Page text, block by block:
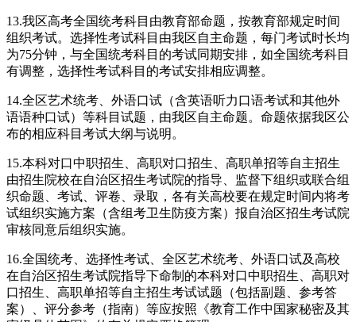
13.我区高考全国统考科目由教育部命题，按教育部规定时间
组织考试。选择性考试科目由我区自主命题，每门考试时长均
为75分钟，与全国统考科目的考试同期安排，如全国统考科目
有调整，选择性考试科目的考试安排相应调整。
14.全区艺术统考、外语口试（含英语听力口语考试和其他外
语语种口试）等科目试题，由我区自主命题。命题依据我区公
布的相应科目考试大纲与说明。
15.本科对口中职招生、高职对口招生、高职单招等自主招生
由招生院校在自治区招生考试院的指导、监督下组织或联合组
织命题、考试、评卷、录取，各有关高校要在规定时间内将考
试组织实施方案（含组考卫生防疫方案）报自治区招生考试院
审核同意后组织实施。
16.全国统考、选择性考试、全区艺术统考、外语口试及高校
在自治区招生考试院指导下命制的本科对口中职招生、高职对
口招生、高职单招等自主招生考试试题（包括副题、参考答
案）、评分参考（指南）等应按照《教育工作中国家秘密及其